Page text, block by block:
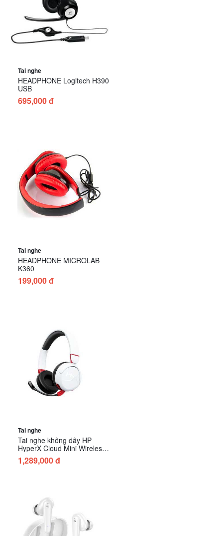
Tai nghe
HEADPHONE Logitech H390
USB
695,000 đ
Tai nghe
HEADPHONE MICROLAB
K360
199,000 đ
Tai nghe
Tai nghe không dây HP
HyperX Cloud Mini Wireless
White (7G8F2AA)
1,289,000 đ